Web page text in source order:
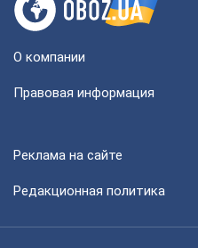
О компании
Правовая информация
Реклама на сайте
Редакционная политика